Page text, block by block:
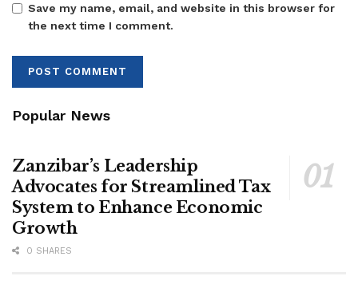
Save my name, email, and website in this browser for
the next time I comment.
Popular News
Zanzibar’s Leadership
Advocates for Streamlined Tax
System to Enhance Economic
Growth
0 SHARES